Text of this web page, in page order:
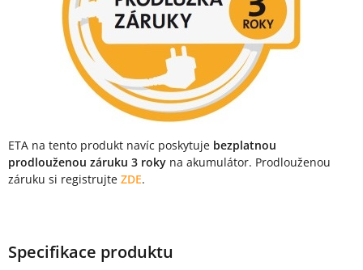
ETA na tento produkt navíc poskytuje bezplatnou
prodlouženou záruku 3 roky na akumulátor. Prodlouženou
záruku si registrujte ZDE.
Specifikace produktu